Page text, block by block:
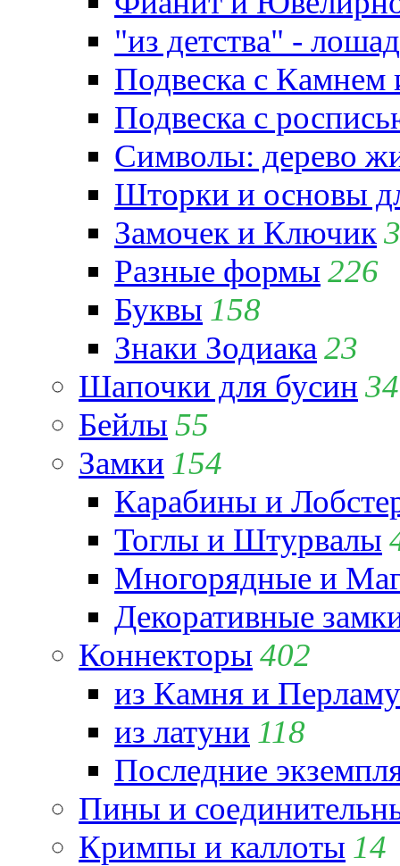
"из детства" -
Подвеска с
Подвеска с
Символы: дерево
Шторки и основы
Замочек и Ключик
Разные формы 226
Буквы 158
Знаки Зодиака 23
Шапочки для бусин 34
Бейлы 55
Замки 154
Карабины и
Тоглы и Штурвалы
Многорядные и
Декоративные
Коннекторы 402
из Камня и
из латуни 118
Последние
Пины и
Кримпы и каллоты 14